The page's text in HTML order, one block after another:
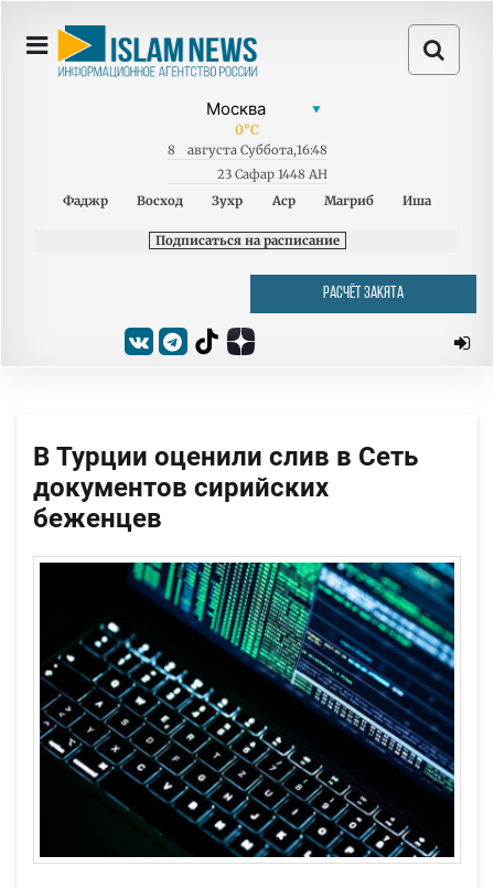
0°C
8 августа Суббота,16:48
23 Сафар 1448 AH
Фаджр
Восход Зухр Аср Магриб Иша
Подписаться на расписание
РАСЧЁТ ЗАКЯТА
В Турции оценили слив в Сеть
документов сирийских
беженцев